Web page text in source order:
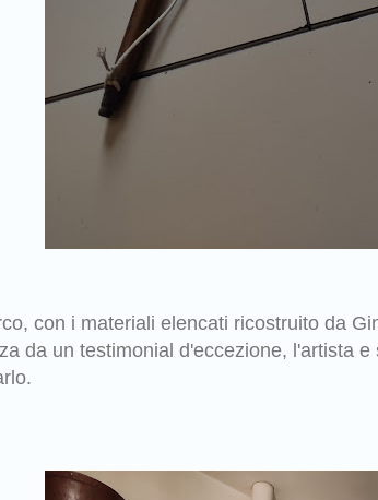
con i materiali elencati ricostruito da
da un testimonial d'eccezione, l'artista